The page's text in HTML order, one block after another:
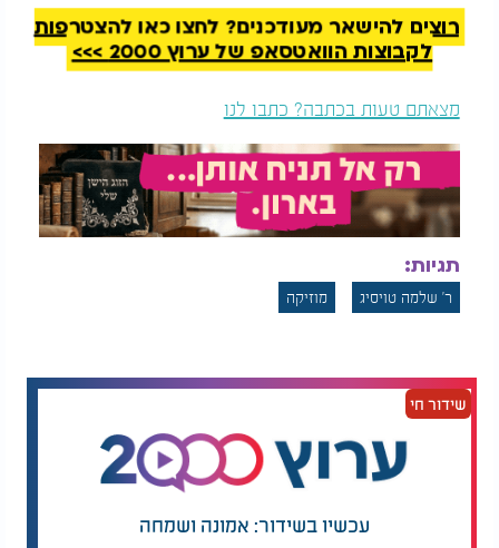
רוצים להישאר מעודכנים? לחצו כאן להצטרפות
לקבוצות הוואטסאפ של ערוץ 2000 >>>
מצאתם טעות בכתבה? כתבו לנו
תגיות:
ר' שלמה טויסיג מוזיקה
שידור חי
עכשיו בשידור: אמונה ושמחה